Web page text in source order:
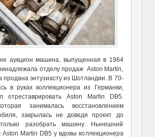
аукцион машина, выпущенная в 1964
отделу продаж Aston Martin,
продана энтузиасту из Шотландии. В 70-
в руках коллекционера из Германки,
отреставрировать Aston Martin DB5.
занималась восстановлением
закрылась не доведя проект до
разобрать машину. Нынешний
Aston Martin DB5 у вдовы коллекционера